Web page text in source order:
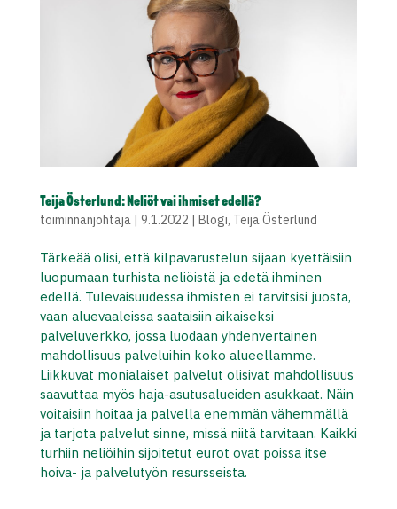
Teija Österlund: Neliöt vai ihmiset edellä?
toiminnanjohtaja| 9.1.2022 | Blogi, Teija Österlund
Tärkeää olisi, että kilpavarustelun sijaan kyettäisiin
luopumaan turhista neliöistä ja edetä ihminen
edellä. Tulevaisuudessa ihmisten ei tarvitsisi juosta,
vaan aluevaaleissa saataisiin aikaiseksi
palveluverkko, jossa luodaan yhdenvertainen
mahdollisuus palveluihin koko alueellamme.
Liikkuvat monialaiset palvelut olisivat mahdollisuus
saavuttaa myös haja-asutusalueiden asukkaat. Näin
voitaisiin hoitaa ja palvella enemmän vähemmällä
ja tarjota palvelut sinne, missä niitä tarvitaan. Kaikki
turhiin neliöihin sijoitetut eurot ovat poissa itse
hoiva- ja palvelutyön resursseista.